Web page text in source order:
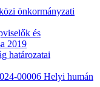
önkormányzati
és
2019
határozatai
00006 Helyi humán